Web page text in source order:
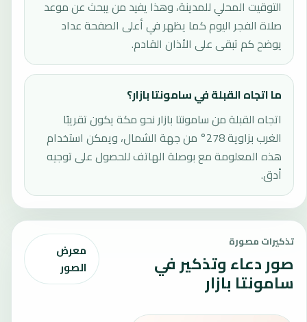
التوقيت المحلي للمدينة، وهذا يفيد من يبحث عن موعد
صلاة الفجر اليوم كما يظهر في أعلى الصفحة عداد
يوضح كم تبقى على الأذان القادم.
ما اتجاه القبلة في سامونتا بازار؟
اتجاه القبلة من سامونتا بازار نحو مكة يكون تقريبًا
الغرب بزاوية 278° من جهة الشمال، ويمكن استخدام
هذه المعلومة مع بوصلة الهاتف للحصول على توجيه
أدق.
تذكيرات مصورة
صور دعاء وتذكير في
سامونتا بازار
معرض
الصور